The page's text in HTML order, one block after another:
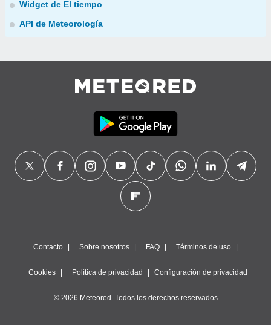
Widget de El tiempo
API de Meteorología
Contacto Sobre nosotros FAQ Términos de uso
Cookies Política de privacidad Configuración de privacidad
© 2026 Meteored. Todos los derechos reservados